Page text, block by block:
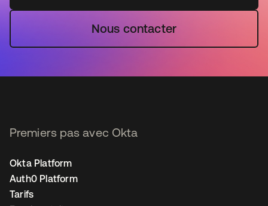
Nous contacter
Premiers pas avec Okta
Okta Platform
Auth0 Platform
Tarifs